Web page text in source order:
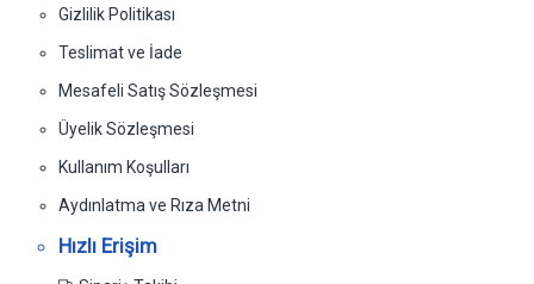
Gizlilik Politikası
Teslimat ve İade
Mesafeli Satış Sözleşmesi
Üyelik Sözleşmesi
Kullanım Koşulları
Aydınlatma ve Rıza Metni
Hızlı Erişim